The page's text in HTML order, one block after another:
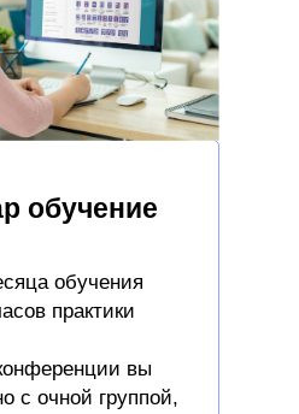
обучения
практики
вы
с очной группой,
обучение